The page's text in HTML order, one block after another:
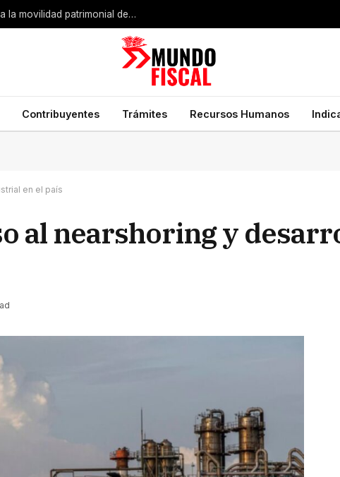
Expansión industrial de Estados Unidos impulsa la movilidad patrimonial de empresarios mexicanos
Contribuyentes Trámites Recursos Humanos
en el país
al nearshoring y